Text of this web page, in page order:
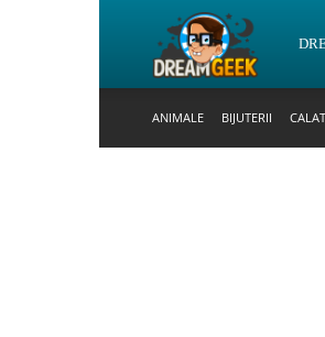
ANIMALE BIJUTERII